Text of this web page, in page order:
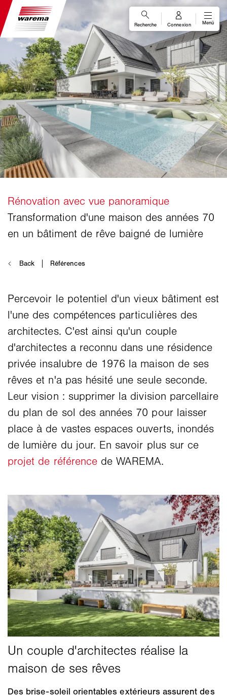
Percevoir le potentiel d'un vieux bâtiment est
l'une des compétences particulières des
architectes. C'est ainsi qu'un couple
d'architectes a reconnu dans une résidence
privée insalubre de 1976 la maison de ses
rêves et n'a pas hésité une seule seconde.
Leur vision : supprimer la division parcellaire
du plan de sol des années 70 pour laisser
place à de vastes espaces ouverts, inondés
de lumière du jour. En savoir plus sur ce
projet de référencede WAREMA.
Des brise-soleil orientables extérieurs assurent des